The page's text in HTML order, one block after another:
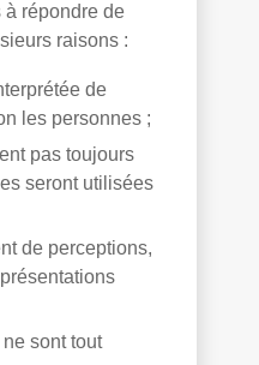
à répondre de
raisons :
de
les personnes ;
pas toujours
seront utilisées
de perceptions,
sont tout